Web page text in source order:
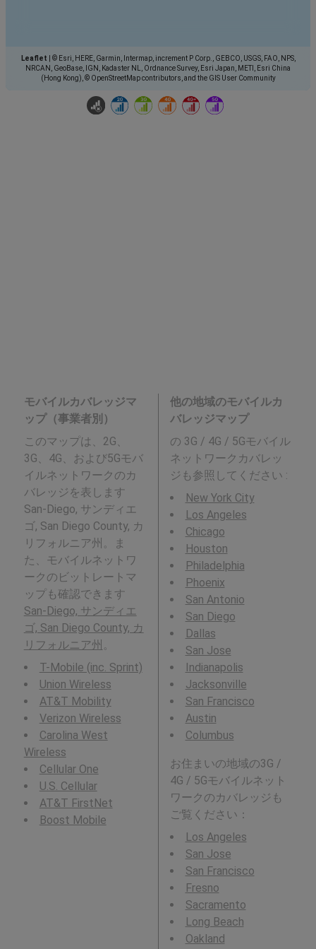
Leaflet
© Esri, HERE, Garmin, Intermap, increment P Corp., GEBCO, USGS, FAO, NPS,
NRCAN, GeoBase, IGN, Kadaster NL, Ordnance Survey, Esri Japan, METI, Esri China
(Hong Kong), © OpenStreetMap contributors, and the GIS User Community
モバイルカバレッジマ
ップ（事業者別）
このマップは、2G、
3G、4G、および5Gモバ
イルネットワークのカ
バレッジを表します
San-Diego, サンディエ
ゴ, San Diego County, カ
リフォルニア州。ま
た、モバイルネットワ
ークのビットレートマ
ップも確認できます
San-Diego, サンディエ
ゴ, San Diego County, カ
リフォルニア州 。
T-Mobile (inc. Sprint)
Union Wireless
AT&T Mobility
Verizon Wireless
Carolina West
Wireless
Cellular One
U.S. Cellular
AT&T FirstNet
Boost Mobile
他の地域のモバイルカ
バレッジマップ
の 3G / 4G / 5Gモバイル
ネットワークカバレッ
ジも参照してください :
New York City
Los Angeles
Chicago
Houston
Philadelphia
Phoenix
San Antonio
San Diego
Dallas
San Jose
Indianapolis
Jacksonville
San Francisco
Austin
Columbus
お住まいの地域の3G /
4G / 5Gモバイルネット
ワークのカバレッジも
ご覧ください：
Los Angeles
San Jose
San Francisco
Fresno
Sacramento
Long Beach
Oakland